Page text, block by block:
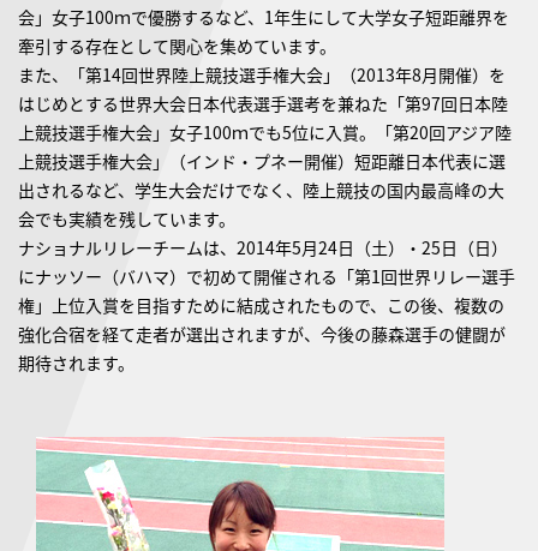
会」女子100ｍで優勝するなど、1年生にして大学女子短距離界を
牽引する存在として関心を集めています。
また、「第14回世界陸上競技選手権大会」（2013年8月開催）を
はじめとする世界大会日本代表選手選考を兼ねた「第97回日本陸
上競技選手権大会」女子100ｍでも5位に入賞。「第20回アジア陸
上競技選手権大会」（インド・プネー開催）短距離日本代表に選
出されるなど、学生大会だけでなく、陸上競技の国内最高峰の大
会でも実績を残しています。
ナショナルリレーチームは、2014年5月24日（土）・25日（日）
にナッソー（バハマ）で初めて開催される「第1回世界リレー選手
権」上位入賞を目指すために結成されたもので、この後、複数の
強化合宿を経て走者が選出されますが、今後の藤森選手の健闘が
期待されます。